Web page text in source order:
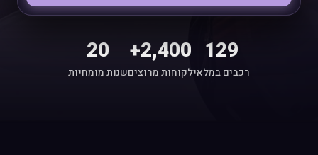
129
רכבים במלאי
2,400+
לקוחות מרוצים
20
שנות מומחיות